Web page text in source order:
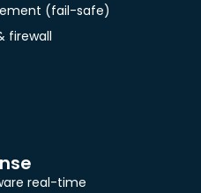
(fail-safe)
firewall
real-time